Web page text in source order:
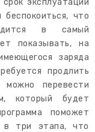
эксплуатации
что
в самый
показывать, на
заряда
продлить
перевести
который будет
поможет
в три этапа, что